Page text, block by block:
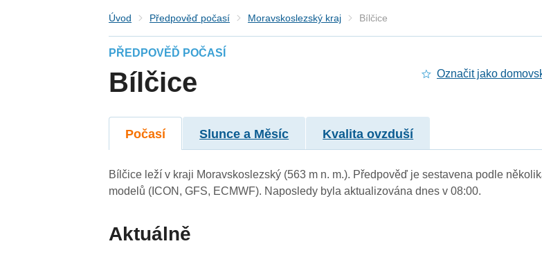
Úvod Předpověď počasí Moravskoslezský kraj Bílčice
PŘEDPOVĚĎ POČASÍ
Bílčice Označit jako
Počasí Slunce a Měsíc Kvalita ovzduší
Bílčice leží v kraji Moravskoslezský (563 m n. m.). Předpověď je sestavena podle
modelů (ICON, GFS, ECMWF). Naposledy byla aktualizována dnes v 08:00.
Aktuálně